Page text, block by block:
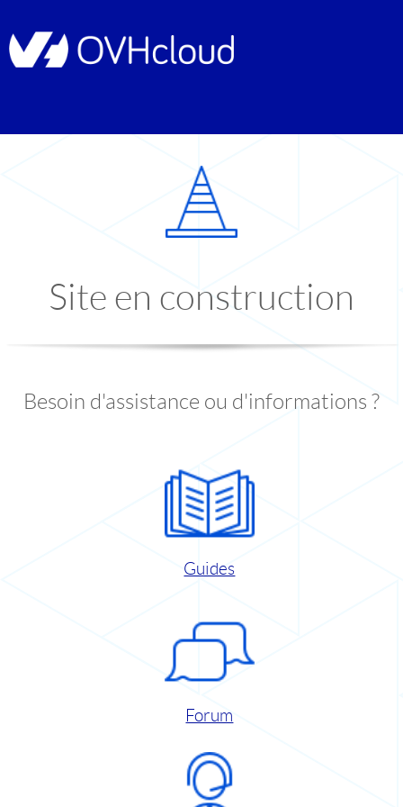
Site en construction
Besoin d'assistance ou d'informations ?
Guides
Forum